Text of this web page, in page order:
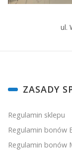
ul.
Linki w
ZASADY
Regulamin sklepu
Regulamin bonów
Regulamin bonów